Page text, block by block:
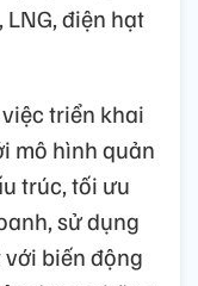
điện hạt
triển khai
mô hình quản
trúc, tối ưu
sử dụng
biến động